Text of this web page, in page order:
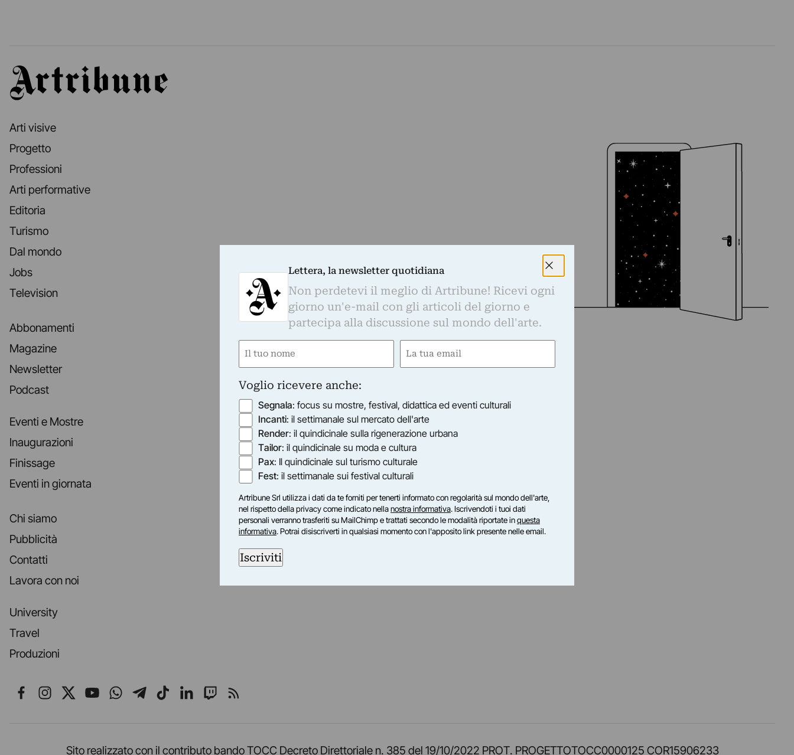
Artribune
Arti visive
Progetto
Professioni
Arti performative
Editoria
Turismo
Dal mondo
Jobs
Television
Abbonamenti
Magazine
Newsletter
Podcast
Eventi e Mostre
Inaugurazioni
Finissage
Eventi in giornata
Chi siamo
Pubblicità
Contatti
Lavora con noi
University
Travel
Produzioni
Seguici su Facebook
Seguici su Instagram
Seguici su X
Seguici su YouTube
Seguici su WhatsApp
Seguici su Telegram
Seguici su TikTok
Seguici su LinkedIn
Seguici su Twitch
Seguici su Rss
Sito realizzato con il contributo bando TOCC Decreto Direttoriale n. 385 del 19/10/2022 PROT. PROGETTOTOCC0000125 COR15906233
Lettera, la newsletter quotidiana
Non perdetevi il meglio di Artribune! Ricevi ogni
giorno un'e-mail con gli articoli del giorno e
partecipa alla discussione sul mondo dell'arte.
Nome
Email
Voglio ricevere anche:
Segnala: focus su mostre, festival, didattica ed eventi culturali
Incanti: il settimanale sul mercato dell'arte
Render: il quindicinale sulla rigenerazione urbana
Tailor: il quindicinale su moda e cultura
Pax: Il quindicinale sul turismo culturale
Fest: il settimanale sui festival culturali
Artribune Srl utilizza i dati da te forniti per tenerti informato con regolarità sul mondo dell'arte,
nel rispetto della privacy come indicato nellanostra informativa. Iscrivendoti i tuoi dati
personali verranno trasferiti su MailChimp e trattati secondo le modalità riportate inquesta
informativa. Potrai disiscriverti in qualsiasi momento con l'apposito link presente nelle email.
Iscriviti